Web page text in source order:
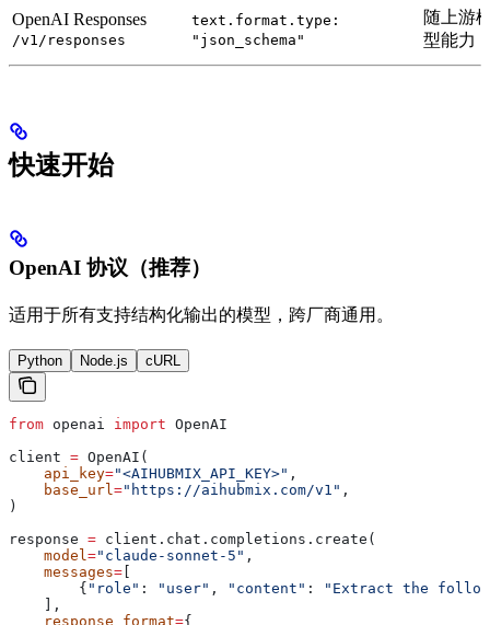
OpenAI Responses
/v1/responses
text.format.type:
"json_schema"
随上游
型能力
快速开始
OpenAI 协议（推荐）
适用于所有支持结构化输出的模型，跨厂商通用。
Python Node.js cURL
from openai import OpenAI
client = OpenAI(
    api_key
="<AIHUBMIX_API_KEY>" ,
    base_url
="https://aihubmix.com/v1" ,
)
response = client.chat.completions.create(
    model
="claude-sonnet-5" ,
    messages
=
        {
"role" : "user" , "content" :
"Extract the
    ],
    response_format
={